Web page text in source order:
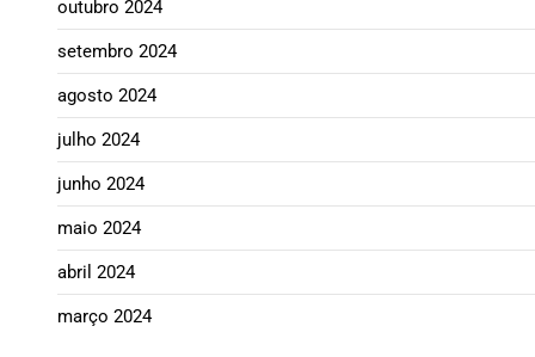
outubro 2024
setembro 2024
agosto 2024
julho 2024
junho 2024
maio 2024
abril 2024
março 2024